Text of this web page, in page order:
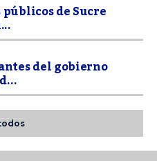
de Sucre
del gobierno